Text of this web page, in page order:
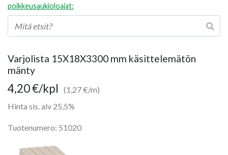
poikkeusaukioloajat:
Varjolista 15X18X3300 mm käsittelemätön
mänty
4,20€/kpl
(1,27 €/m)
Hinta sis. alv 25,5%
Tuotenumero: 51020